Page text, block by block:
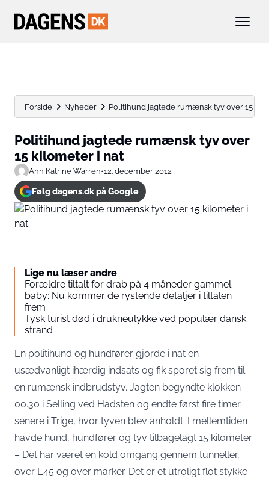
Forside Nyheder Politihund jagtede rumænsk tyv over 15
Politihund jagtede rumænsk tyv over
15 kilometer i nat
Ann Katrine Warren•12. december 2012
Følg dagens.dk på Google
Lige nu læser andre
Forældre tiltalt for drab på 4 måneder gammel
baby: Nu kommer de rystende detaljer i tiltalen
frem
Tysk turist død i drukneulykke ved populær dansk
strand
En politihund og hundfører gjorde i nat en
usædvanligt ihærdig indsats og fik sporet sig frem til
en rumænsk indbrudstyv. Jagten begyndte klokken
00.30 i Selling ved Hadsten og endte først fire timer
senere i Trige, hvor tyven blev anholdt. I mellemtiden
havde hund, hundfører og tyv tilbagelagt 15 kilometer.
– Det har været en kold omgang gennem tunneller,
over E45 og over marker. Det er et utroligt flot stykke